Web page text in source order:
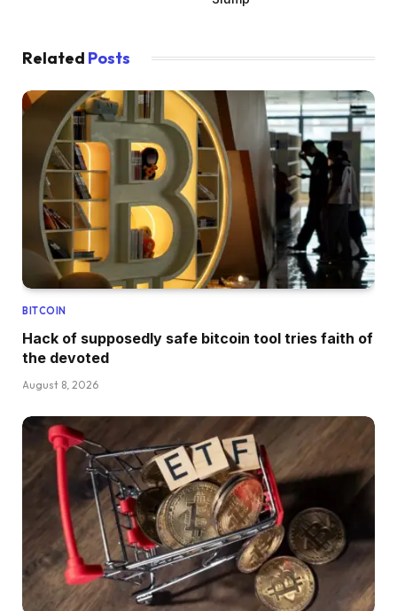
Related Posts
BITCOIN
Hack of supposedly safe bitcoin tool tries faith of
the devoted
August 8, 2026